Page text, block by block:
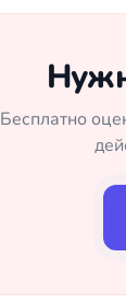
Бесплатно